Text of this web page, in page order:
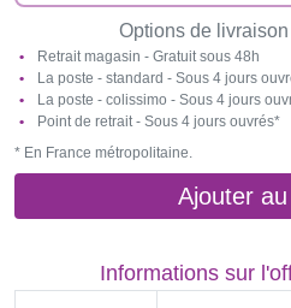
Options de
Retrait magasin - Gratuit sous 48h
La poste - standard - Sous 4 jours
La poste - colissimo - Sous 4 jours
Point de retrait - Sous 4 jours ouvrés*
* En France métropolitaine.
Ajouter
Informations sur